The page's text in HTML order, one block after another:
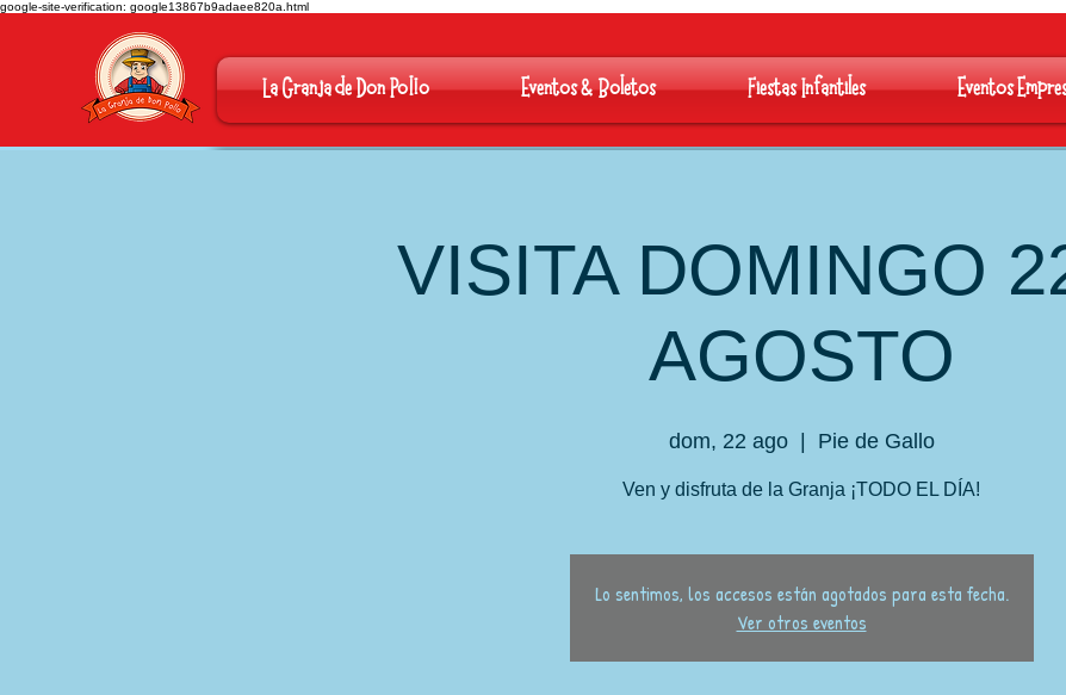
google-site-verification: google13867b9adaee820a.html
La Granja de Don Pollo Eventos & Boletos Fiestas Infantiles Eventos
VISITA DOMINGO
AGOSTO
dom, 22 ago
  |
Pie de Gallo
Ven y disfruta de la Granja ¡TODO EL DÍA!
Lo sentimos, los accesos están agotados para esta fecha.
Ver otros eventos